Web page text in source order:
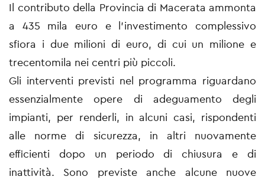
Il contributo della Provincia di Macerata ammonta
a 435 mila euro e l’investimento complessivo
sfiora i due milioni di euro, di cui un milione e
trecentomila nei centri più piccoli.
Gli interventi previsti nel programma riguardano
essenzialmente opere di adeguamento degli
impianti, per renderli, in alcuni casi, rispondenti
alle norme di sicurezza, in altri nuovamente
efficienti dopo un periodo di chiusura e di
inattività. Sono previste anche alcune nuove